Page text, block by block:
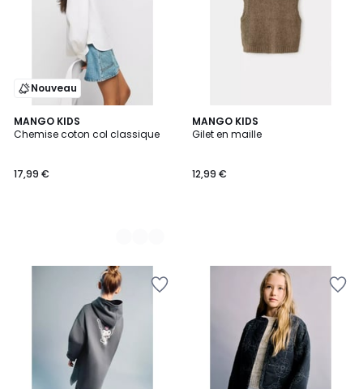
Nouveau
MANGO KIDS
Chemise coton col classique
17,99 €
2
Couleurs
MANGO KIDS
Gilet en maille
12,99 €